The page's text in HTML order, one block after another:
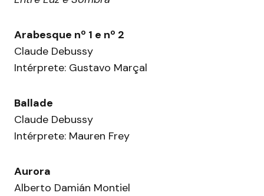
Arabesque nº 1 e nº 2
Claude Debussy
Intérprete: Gustavo Marçal
Ballade
Claude Debussy
Intérprete: Mauren Frey
Aurora
Alberto Damián Montiel